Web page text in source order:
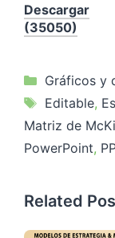
Descargar
(35050)
Categorías
Gráficos y
Etiquetas
Editable,
Matriz de
PowerPoint,
Related